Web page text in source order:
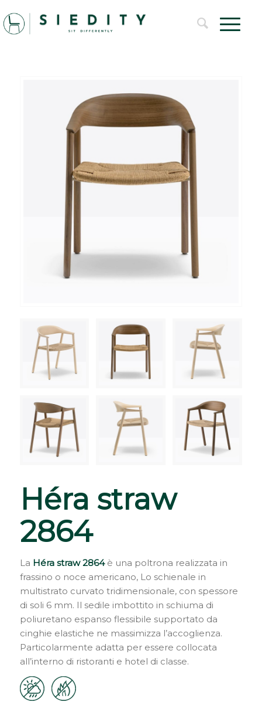
Héra straw
2864
La Héra straw 2864 è una poltrona realizzata in
frassino o noce americano, Lo schienale in
multistrato curvato tridimensionale, con spessore
di soli 6 mm. Il sedile imbottito in schiuma di
poliuretano espanso flessibile supportato da
cinghie elastiche ne massimizza l’accoglienza.
Particolarmente adatta per essere collocata
all’interno di ristoranti e hotel di classe.